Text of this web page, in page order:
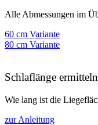
Alle Abmessungen im
60 cm Variante
80 cm Variante
Schlaflänge ermitteln
Wie lang ist die
zur Anleitung